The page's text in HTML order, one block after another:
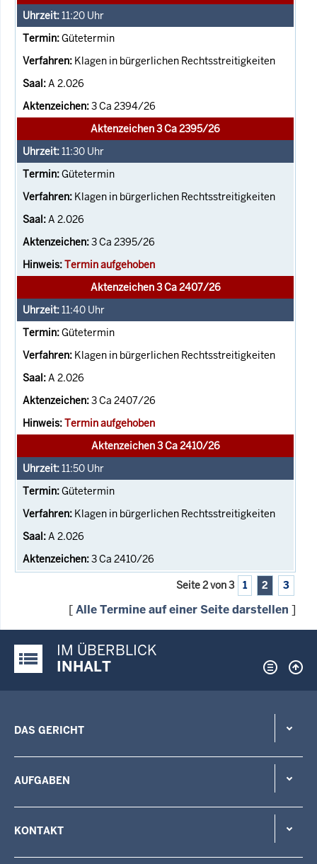
11:20 Uhr
Gütetermin
Klagen in bürgerlichen Rechtsstreitigkeiten
A 2.026
3 Ca 2394/26
Aktenzeichen 3 Ca 2395/26
11:30 Uhr
Gütetermin
Klagen in bürgerlichen Rechtsstreitigkeiten
A 2.026
3 Ca 2395/26
Termin aufgehoben
Aktenzeichen 3 Ca 2407/26
11:40 Uhr
Gütetermin
Klagen in bürgerlichen Rechtsstreitigkeiten
A 2.026
3 Ca 2407/26
Termin aufgehoben
Aktenzeichen 3 Ca 2410/26
11:50 Uhr
Gütetermin
Klagen in bürgerlichen Rechtsstreitigkeiten
A 2.026
3 Ca 2410/26
Seite 2 von 3 1 2 3
[Alle Termine auf einer Seite darstellen ]
Justiz-Portal im Überblick:
IM ÜBERBLICK
INHALT
DAS GERICHT
AUFGABEN
KONTAKT